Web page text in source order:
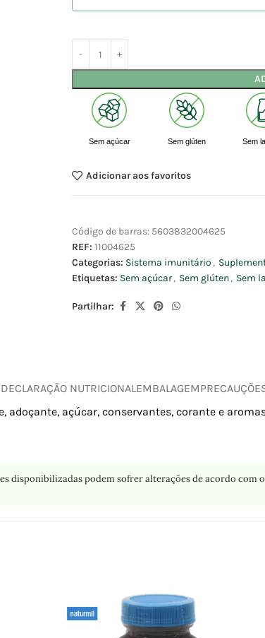
Sem açúcar Sem glúten Sem
Adicionar aos favoritos
Código de barras: 5603832004625
REF: 11004625
Categorias: Sistema imunitário ,
Etiquetas: Sem açúcar, Sem glúten, Sem
Partilhar:
DECLARAÇÃO NUTRICIONAL EMBALAGEM
adoçante, açúcar, conservantes, corante e
podem sofrer alterações de acordo com